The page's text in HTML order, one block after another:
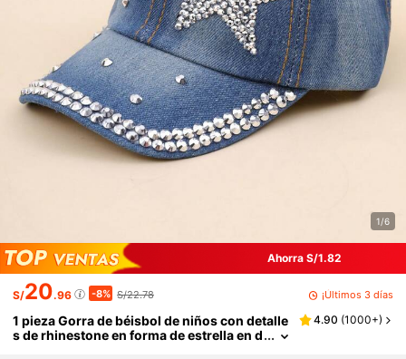
1/6
Ahorra S/1.82
S/20.96 -8% S/22.78 ¡Últimos 3 días
1 pieza Gorra de béisbol de niños con detalle
s de rhinestone en forma de estrella en d
4.90 (1000+)